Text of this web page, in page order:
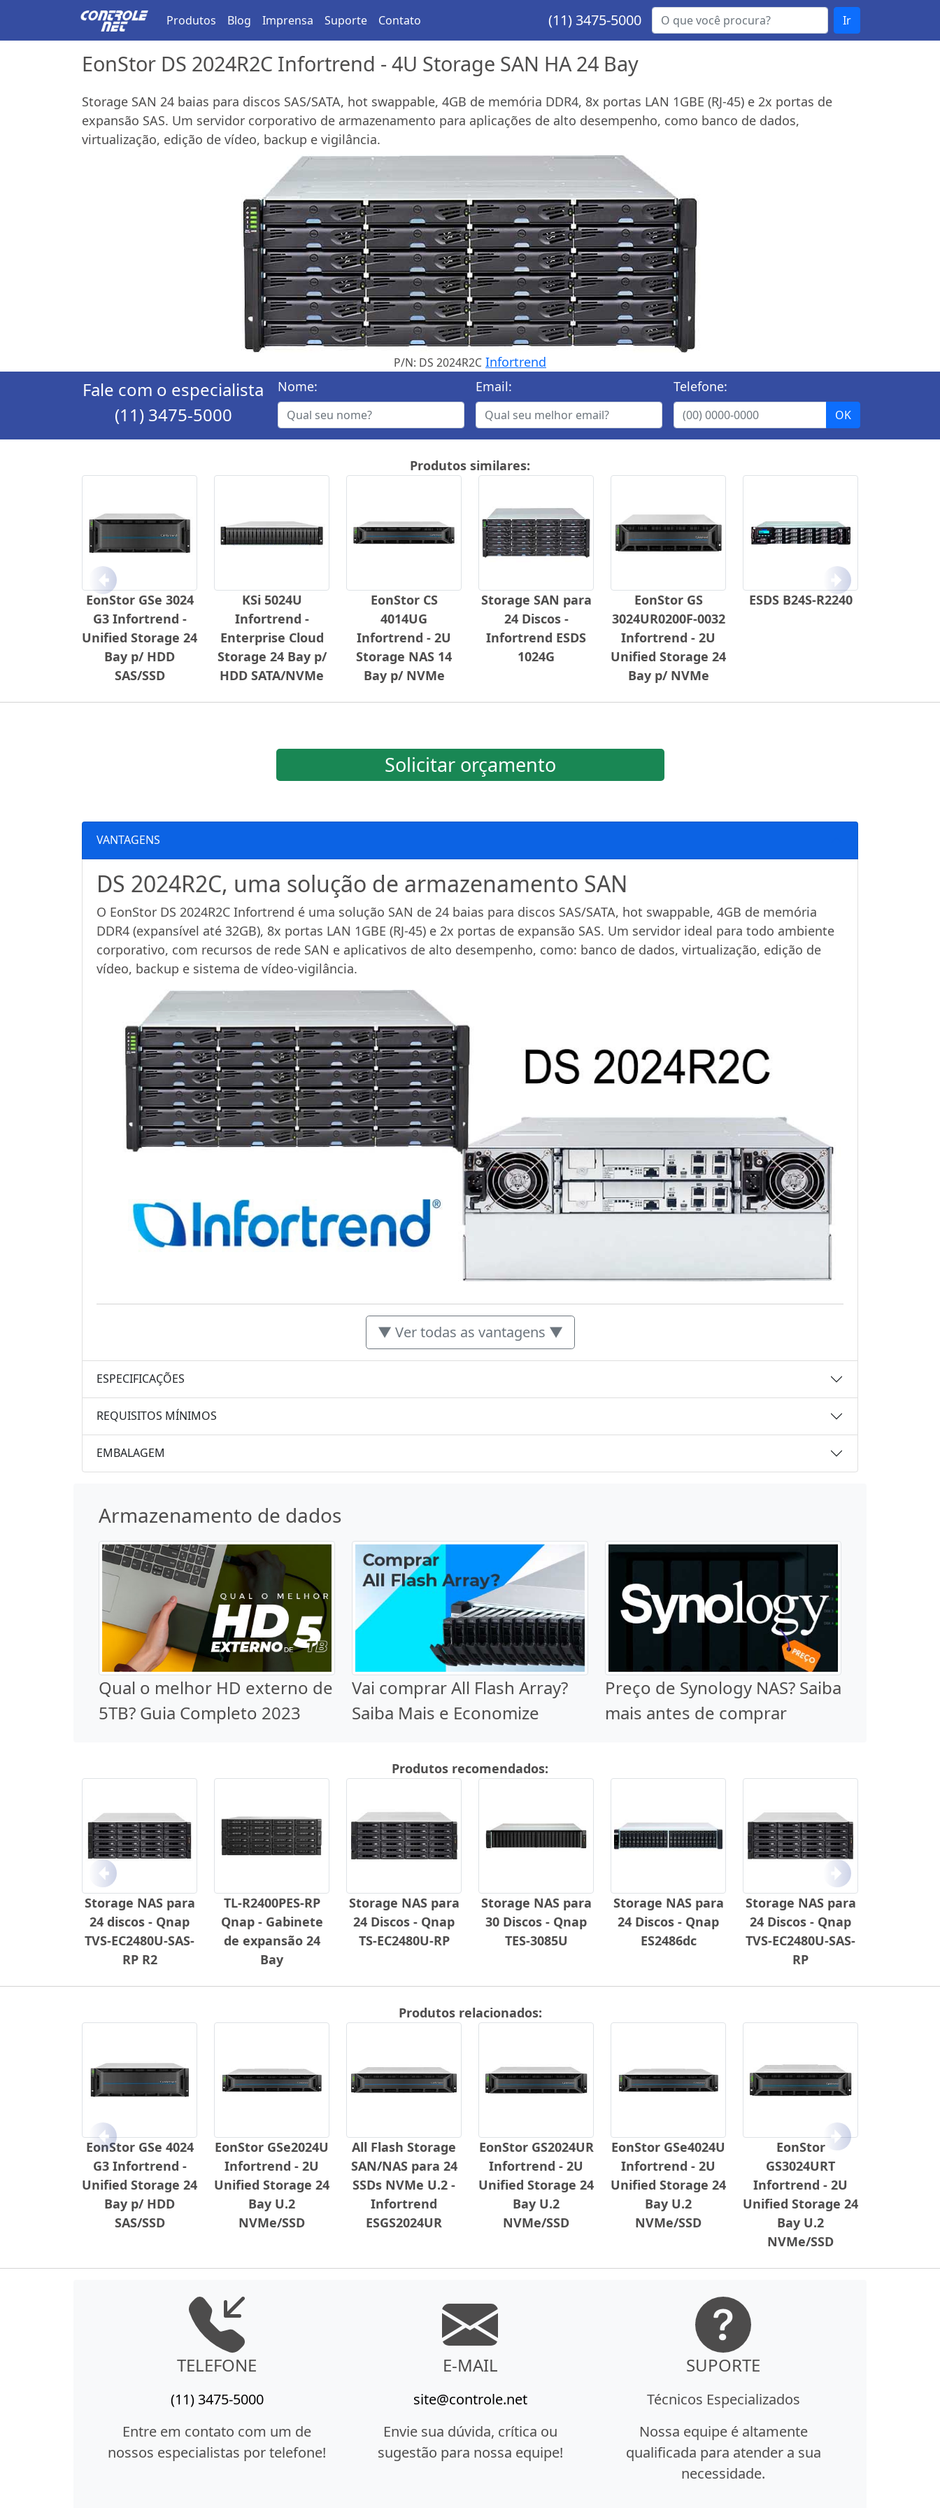
Produtos Blog Imprensa Suporte Contato (11) 3475-5000 Ir
EonStor DS 2024R2C Infortrend - 4U Storage SAN HA 24 Bay
Storage SAN 24 baias para discos SAS/SATA, hot swappable, 4GB de memória DDR4, 8x portas LAN 1GBE (RJ-45) e 2x portas de
expansão SAS. Um servidor corporativo de armazenamento para aplicações de alto desempenho, como banco de dados,
virtualização, edição de vídeo, backup e vigilância.
P/N: DS 2024R2C Infortrend
Fale com o especialista
(11) 3475-5000
Nome: Email: Telefone:
Produtos similares:
EonStor GSe 3024
G3 Infortrend -
Unified Storage 24
Bay p/ HDD
SAS/SSD
KSi 5024U
Infortrend -
Enterprise Cloud
Storage 24 Bay p/
HDD SATA/NVMe
EonStor CS
4014UG
Infortrend - 2U
Storage NAS 14
Bay p/ NVMe
Storage SAN para
24 Discos -
Infortrend ESDS
1024G
EonStor GS
3024UR0200F-0032
Infortrend - 2U
Unified Storage 24
Bay p/ NVMe
ESDS B24S-R2240
Anterior Próximo
Solicitar orçamento
VANTAGENS
DS 2024R2C, uma solução de armazenamento SAN
O EonStor DS 2024R2C Infortrend é uma solução SAN de 24 baias para discos SAS/SATA, hot swappable, 4GB de memória
DDR4 (expansível até 32GB), 8x portas LAN 1GBE (RJ-45) e 2x portas de expansão SAS. Um servidor ideal para todo ambiente
corporativo, com recursos de rede SAN e aplicativos de alto desempenho, como: banco de dados, virtualização, edição de
vídeo, backup e sistema de vídeo-vigilância.
▼ Ver todas as vantagens ▼
ESPECIFICAÇÕES
REQUISITOS MÍNIMOS
EMBALAGEM
Armazenamento de dados
Qual o melhor HD externo de
5TB? Guia Completo 2023
Vai comprar All Flash Array?
Saiba Mais e Economize
Preço de Synology NAS? Saiba
mais antes de comprar
Produtos recomendados:
Storage NAS para
24 discos - Qnap
TVS-EC2480U-SAS-
RP R2
TL-R2400PES-RP
Qnap - Gabinete
de expansão 24
Bay
Storage NAS para
24 Discos - Qnap
TS-EC2480U-RP
Storage NAS para
30 Discos - Qnap
TES-3085U
Storage NAS para
24 Discos - Qnap
ES2486dc
Storage NAS para
24 Discos - Qnap
TVS-EC2480U-SAS-
RP
Anterior Próximo
Produtos relacionados:
EonStor GSe 4024
G3 Infortrend -
Unified Storage 24
Bay p/ HDD
SAS/SSD
EonStor GSe2024U
Infortrend - 2U
Unified Storage 24
Bay U.2
NVMe/SSD
All Flash Storage
SAN/NAS para 24
SSDs NVMe U.2 -
Infortrend
ESGS2024UR
EonStor GS2024UR
Infortrend - 2U
Unified Storage 24
Bay U.2
NVMe/SSD
EonStor GSe4024U
Infortrend - 2U
Unified Storage 24
Bay U.2
NVMe/SSD
EonStor
GS3024URT
Infortrend - 2U
Unified Storage 24
Bay U.2
NVMe/SSD
Anterior Próximo
TELEFONE
(11) 3475-5000
Entre em contato com um de
nossos especialistas por telefone!
E-MAIL
site@controle.net
Envie sua dúvida, crítica ou
sugestão para nossa equipe!
SUPORTE
Técnicos Especializados
Nossa equipe é altamente
qualificada para atender a sua
necessidade.